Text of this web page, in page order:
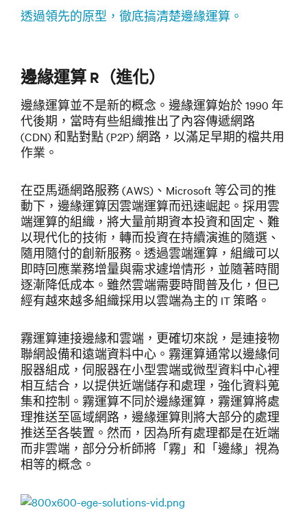
透過領先的原型，徹底搞清楚邊緣運算。
邊緣運算 R（進化）
邊緣運算並不是新的概念。邊緣運算始於 1990 年
代後期，當時有些組織推出了內容傳遞網路
(CDN) 和點對點 (P2P) 網路，以滿足早期的檔共用
作業。
在亞馬遜網路服務 (AWS)、Microsoft 等公司的推
動下，邊緣運算因雲端運算而迅速崛起。採用雲
端運算的組織，將大量前期資本投資和固定、難
以現代化的技術，轉而投資在持續演進的隨選、
隨用隨付的創新服務。透過雲端運算，組織可以
即時回應業務增量與需求遽增情形，並隨著時間
逐漸降低成本。雖然雲端需要時間普及化，但已
經有越來越多組織採用以雲端為主的 IT 策略。
霧運算連接邊緣和雲端，更確切來說，是連接物
聯網設備和遠端資料中心。霧運算通常以邊緣伺
服器組成，伺服器在小型雲端或微型資料中心裡
相互結合，以提供近端儲存和處理，強化資料蒐
集和控制。霧運算不同於邊緣運算，霧運算將處
理推送至區域網路，邊緣運算則將大部分的處理
推送至各裝置。然而，因為所有處理都是在近端
而非雲端，部分分析師將「霧」和「邊緣」視為
相等的概念。